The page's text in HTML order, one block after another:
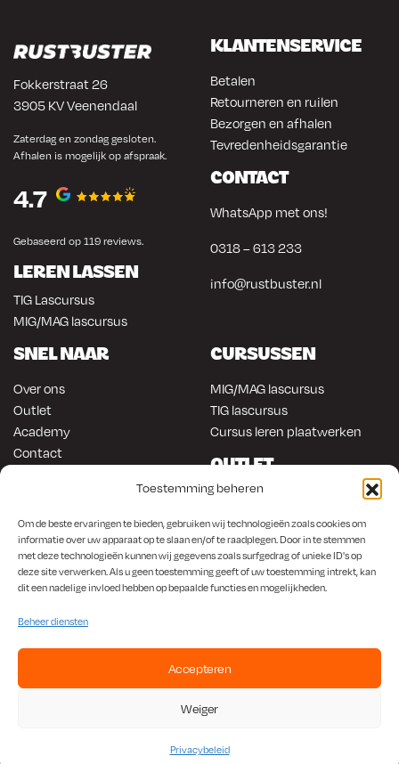
Toestemming beheren
Om de beste ervaringen te bieden, gebruiken wij technologieën zoals cookies om
informatie over uw apparaat op te slaan en/of te raadplegen. Door in te stemmen
met deze technologieën kunnen wij gegevens zoals surfgedrag of unieke ID's op
deze site verwerken. Als u geen toestemming geeft of uw toestemming intrekt, kan
dit een nadelige invloed hebben op bepaalde functies en mogelijkheden.
Beheer diensten
Accepteren
Weiger
Privacybeleid
Fokkerstraat 26
3905 KV Veenendaal
Zaterdag en zondag gesloten.
Afhalen is mogelijk op afspraak.
4.7
Gebaseerd op 119 reviews.
LEREN LASSEN
TIG Lascursus
MIG/MAG lascursus
KLANTENSERVICE
Betalen
Retourneren en ruilen
Bezorgen en afhalen
Tevredenheidsgarantie
CONTACT
WhatsApp met ons!
0318 – 613 233
info@rustbuster.nl
SNEL NAAR
Over ons
Outlet
Academy
Contact
ONLINE KOPEN
Lasapparatuur
Anti-roest producten
Werkplaats en automotive
Autorestauratie en plaatwerk
CURSUSSEN
MIG/MAG lascursus
TIG lascursus
Cursus leren plaatwerken
OUTLET
Gereedschap
Om en in de auto werken
Lasapparatuur
Overige producten